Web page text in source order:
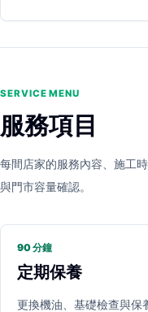
SERVICE MENU
服務項目
每間店家的服務內容、施工
與門市容量確認。
90 分鐘
定期保養
更換機油、基礎檢查與保